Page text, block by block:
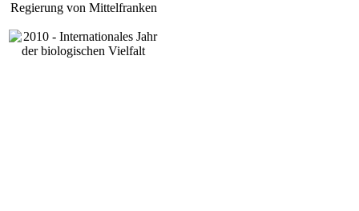
Regierung von Mittelfranken